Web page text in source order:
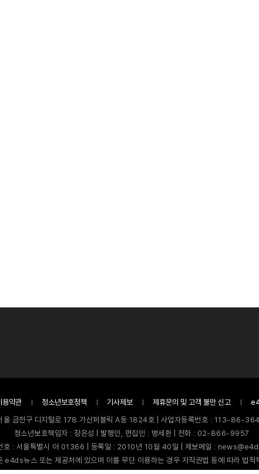
용약관 청소년보호정책 기사제보 제휴문의 및 고객 불만 신고
울 금천구 디지털로 178 가산퍼블릭 A동 1824호 | 사업자등록번호 : 113-86-
청소년보호책임자 : 장은성 | 발행인, 편집인 : 명세환 | 전화 : 02-866-9957
호 : 서울특별시 아 01366 | 등록일 : 2010년 10월 40일 | 제보메일 :
e4ds뉴스 또는 제공처에 있으며 이를 무단 이용하는 경우 저작권법 등에 따라 법적